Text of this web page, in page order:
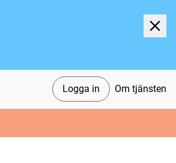
Logga in Om tjänsten